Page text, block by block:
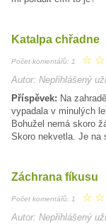
Katalpa chřadne
Počet komentářů: 1 ☆ ☆
Autor: Nepřihlášený
Příspěvek: Na
vypadala v minulých
Bohužel nemá skoro
Skoro nekvetla. Je na
Záchrana fíkusu
Počet komentářů: 1 ☆ ☆
Autor: Nepřihlášený